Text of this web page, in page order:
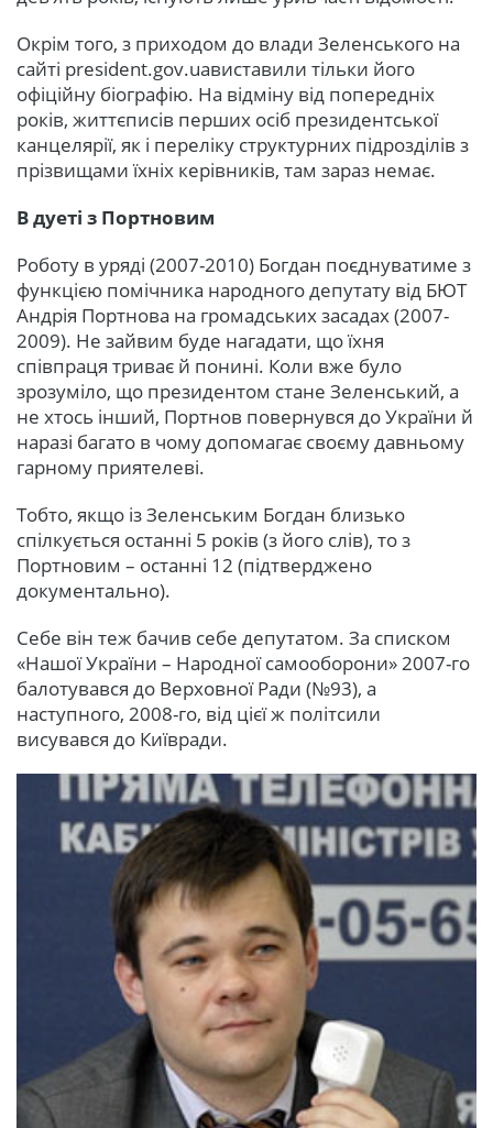
Окрім того, з приходом до влади Зеленського на
сайті president.gov.uaвиставили тільки його
офіційну біографію. На відміну від попередніх
років, життєписів перших осіб президентської
канцелярії, як і переліку структурних підрозділів з
прізвищами їхніх керівників, там зараз немає.
В дуеті з Портновим
Роботу в уряді (2007-2010) Богдан поєднуватиме з
функцією помічника народного депутату від БЮТ
Андрія Портнова на громадських засадах (2007-
2009). Не зайвим буде нагадати, що їхня
співпраця триває й понині. Коли вже було
зрозуміло, що президентом стане Зеленський, а
не хтось інший, Портнов повернувся до України й
наразі багато в чому допомагає своєму давньому
гарному приятелеві.
Тобто, якщо із Зеленським Богдан близько
спілкується останні 5 років (з його слів), то з
Портновим – останні 12 (підтверджено
документально).
Себе він теж бачив себе депутатом. За списком
«Нашої України – Народної самооборони» 2007-го
балотувався до Верховної Ради (№93), а
наступного, 2008-го, від цієї ж політсили
висувався до Київради.